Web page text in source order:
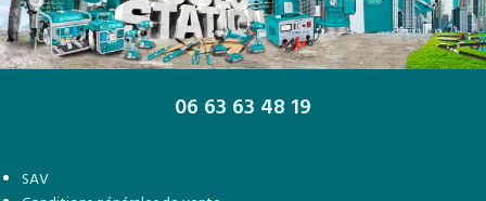
06 63 63 48 19
SAV